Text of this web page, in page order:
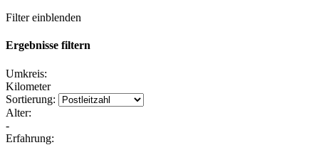
Filter einblenden
Ergebnisse filtern
Umkreis:
Kilometer
Sortierung:
Alter:
-
Erfahrung: